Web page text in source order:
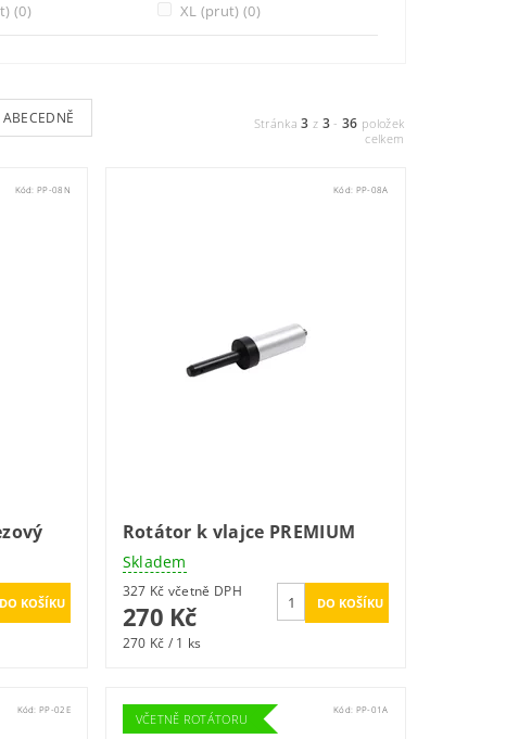
(0) XL (prut) (0)
ABECEDNĚ Stránka3 z 3 - 36 položek
celkem
Kód:PP-08N Kód: PP-08A
Rotátor k vlajce PREMIUM
Skladem
327 Kč včetně DPH
270 Kč
270 Kč / 1 ks
Kód:PP-02E
VČETNĚ ROTÁTORU
Kód: PP-01A